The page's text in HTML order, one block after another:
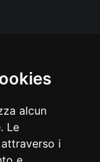
alcun
Le
i